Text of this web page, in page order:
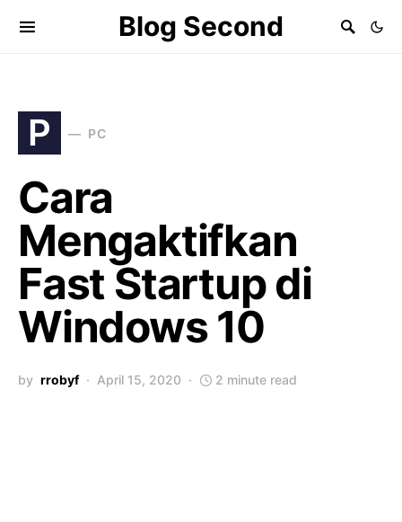
Blog Second
P PC
Cara
Mengaktifkan
Fast Startup di
Windows 10
by rrobyf April 15, 2020 2 minute read